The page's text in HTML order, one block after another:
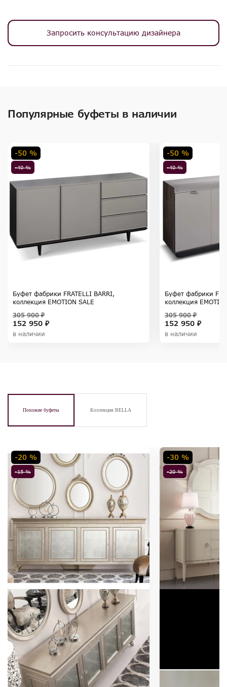
Запросить консультацию дизайнера
Популярные буфеты в наличии
-40 %
-50 %
Буфет фабрики FRATELLI BARRI,
коллекция EMOTION SALE
152 950 ₽
305 900 ₽
в наличии
-40 %
-50 %
Буфет фабрики
коллекция
152 950 ₽
305 900 ₽
в наличии
Похожие буфеты Коллекция BELLA
-15 %
-20 %
-20 %
-30 %